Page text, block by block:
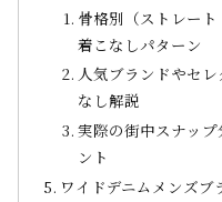
骨格別（ストレー
着こなしパターン
人気ブランドやセ
なし解説
実際の街中スナッ
ント
ワイドデニムメンズ